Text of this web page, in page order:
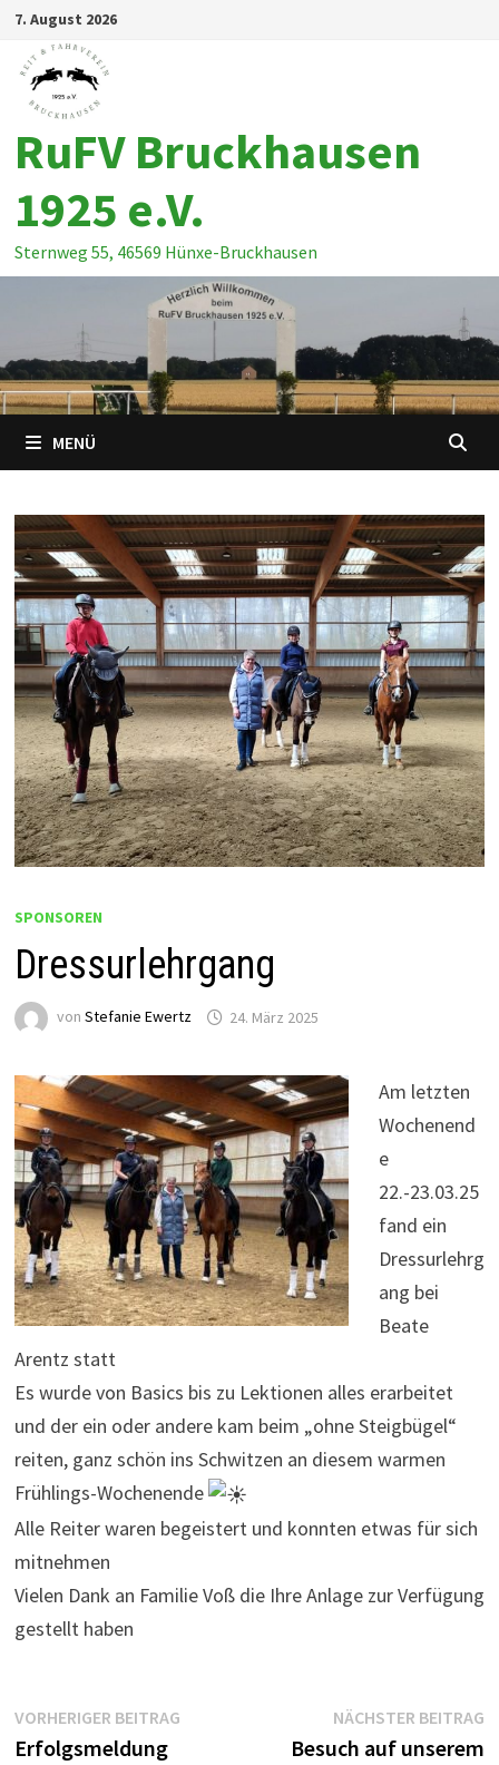
Zum
Inhalt
springen
7. August 2026
RuFV Bruckhausen
1925 e.V.
Sternweg 55, 46569 Hünxe-Bruckhausen
MENÜ
SPONSOREN
Dressurlehrgang
von Stefanie Ewertz 24. März 2025
Am letzten
Wochenend
e
22.-23.03.25
fand ein
Dressurlehrg
ang bei
Beate
Arentz statt
Es wurde von Basics bis zu Lektionen alles erarbeitet
und der ein oder andere kam beim „ohne Steigbügel“
reiten, ganz schön ins Schwitzen an diesem warmen
Frühlings-Wochenende
Alle Reiter waren begeistert und konnten etwas für sich
mitnehmen
Vielen Dank an Familie Voß die Ihre Anlage zur Verfügung
gestellt haben
Beitragsnavigation
VORHERIGER BEITRAGVorheriger
Erfolgsmeldung
NÄCHSTER BEITRAG
Besuch auf unserem